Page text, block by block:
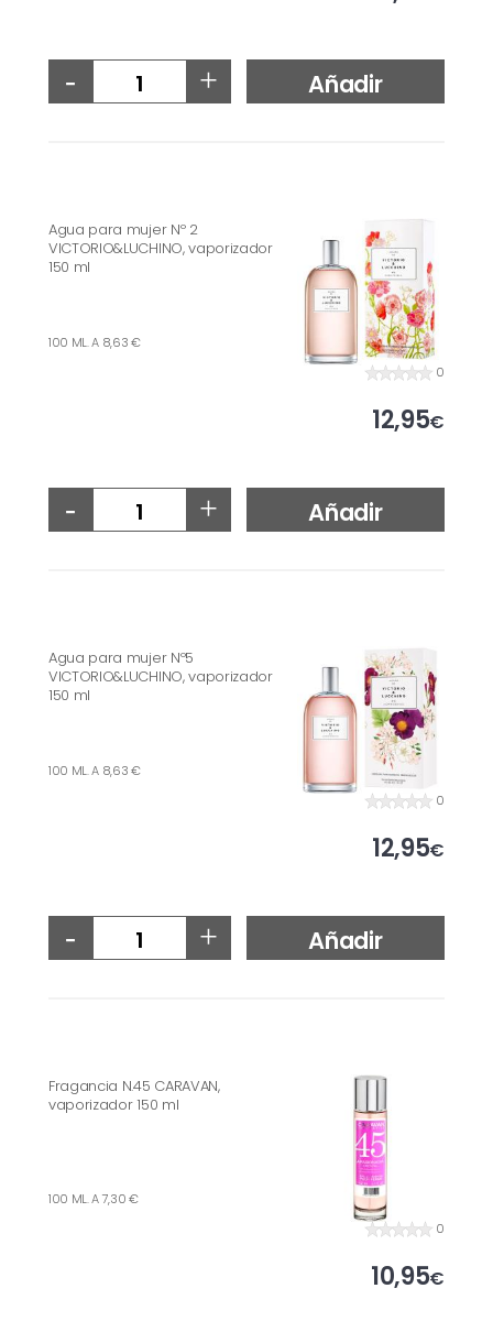
- + Añadir
Agua para mujer Nº 2
VICTORIO&LUCHINO, vaporizador
150 ml
0
100 ML. A 8,63 €
12,95€
- + Añadir
Agua para mujer Nº5
VICTORIO&LUCHINO, vaporizador
150 ml
0
100 ML. A 8,63 €
12,95€
- + Añadir
Fragancia N.45 CARAVAN,
vaporizador 150 ml
0
100 ML. A 7,30 €
10,95€